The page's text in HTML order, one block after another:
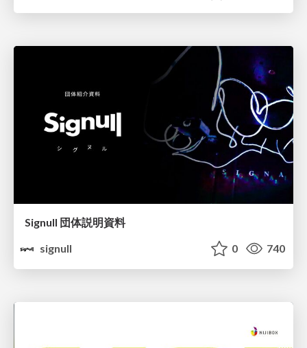
Signull 団体説明資料
signull
0 740